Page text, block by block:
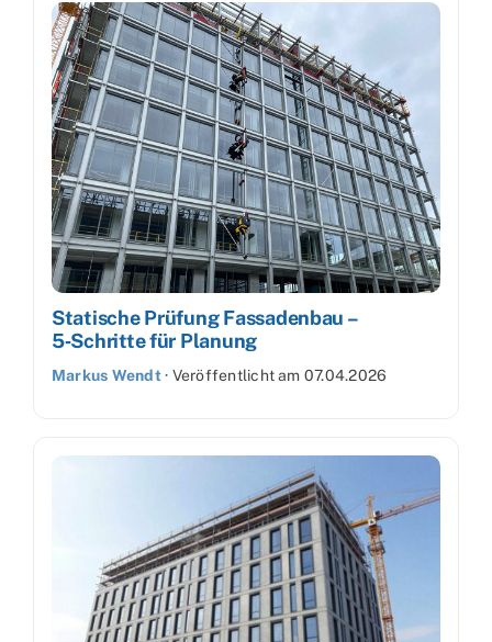
Statische Prüfung Fassadenbau –
5‑Schritte für Planung
Markus Wendt· Veröffentlicht am 07.04.2026